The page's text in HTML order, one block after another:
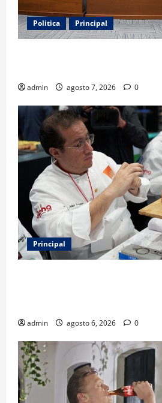
Politica Principal
admin agosto 7, 2026 0
Principal
admin agosto 6, 2026 0